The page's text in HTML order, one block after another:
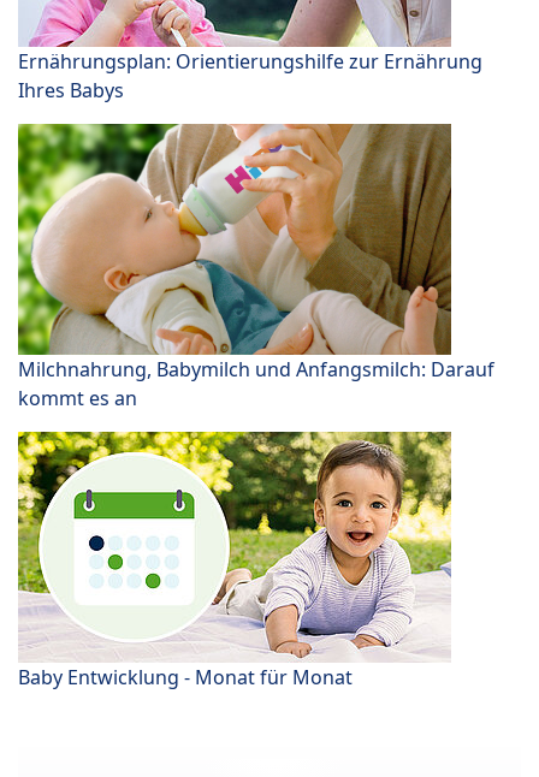
Ernährungsplan: Orientierungshilfe zur Ernährung
Ihres Babys
Milchnahrung, Babymilch und Anfangsmilch: Darauf
kommt es an
Baby Entwicklung - Monat für Monat